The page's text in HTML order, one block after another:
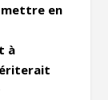
en
à